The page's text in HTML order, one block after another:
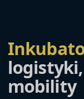
mobility